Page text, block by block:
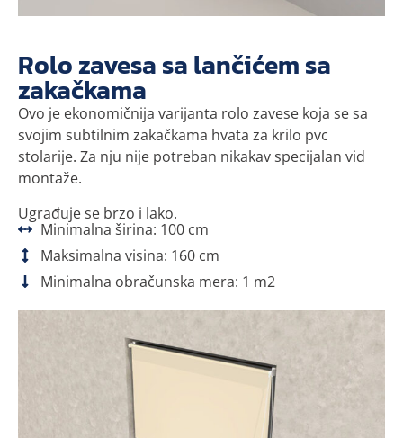
Rolo zavesa sa lančićem sa
zakačkama
Ovo je ekonomičnija varijanta rolo zavese koja se sa
svojim subtilnim zakačkama hvata za krilo pvc
stolarije. Za nju nije potreban nikakav specijalan vid
montaže.
Ugrađuje se brzo i lako.
Minimalna širina: 100 cm
Maksimalna visina: 160 cm
Minimalna obračunska mera: 1 m2